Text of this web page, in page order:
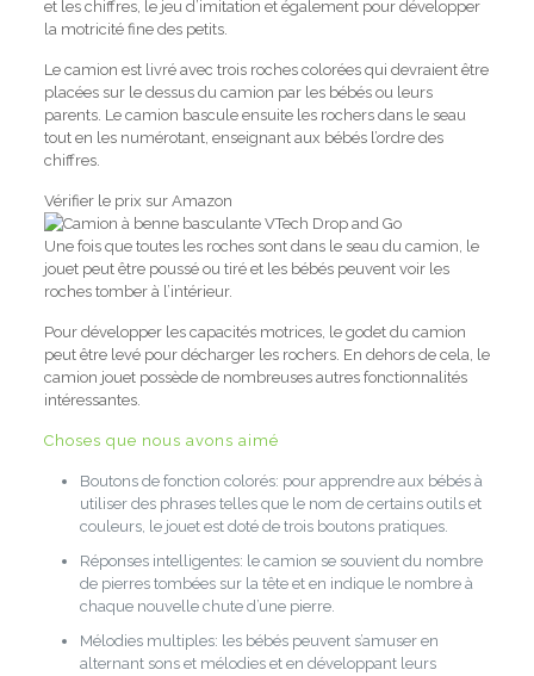
et les chiffres, le jeu d’imitation et également pour développer
la motricité fine des petits.
Le camion est livré avec trois roches colorées qui devraient être
placées sur le dessus du camion par les bébés ou leurs
parents. Le camion bascule ensuite les rochers dans le seau
tout en les numérotant, enseignant aux bébés l’ordre des
chiffres.
Vérifier le prix sur Amazon
Une fois que toutes les roches sont dans le seau du camion, le
jouet peut être poussé ou tiré et les bébés peuvent voir les
roches tomber à l’intérieur.
Pour développer les capacités motrices, le godet du camion
peut être levé pour décharger les rochers. En dehors de cela, le
camion jouet possède de nombreuses autres fonctionnalités
intéressantes.
Choses que nous avons aimé
Boutons de fonction colorés: pour apprendre aux bébés à
utiliser des phrases telles que le nom de certains outils et
couleurs, le jouet est doté de trois boutons pratiques.
Réponses intelligentes: le camion se souvient du nombre
de pierres tombées sur la tête et en indique le nombre à
chaque nouvelle chute d’une pierre.
Mélodies multiples: lesbébés peuvent s’amuser en
alternant sons et mélodies et en développant leurs